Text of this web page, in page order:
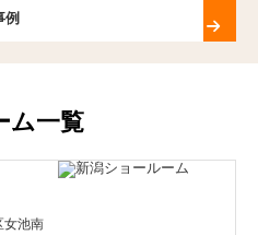
例
ム一覧
池南